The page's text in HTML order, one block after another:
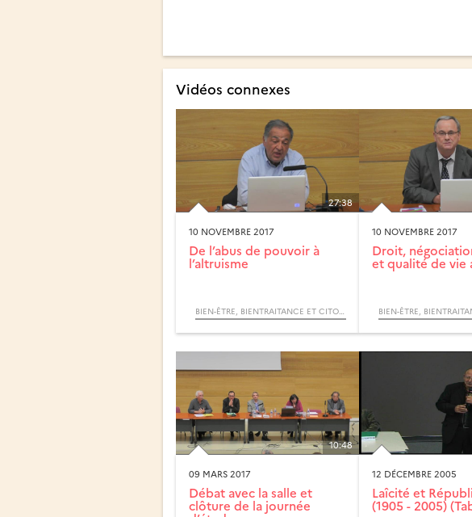
Vidéos connexes
27:38
10 NOVEMBRE 2017
De l’abus de pouvoir à
l’altruisme
BIEN-ÊTRE, BIENTRAITANCE ET CITOYENNETÉ AU TRAVAIL
10 NOVEMBRE 2017
Droit,
et qualité de vie
10:48
09 MARS 2017
Débat avec la salle et
clôture de la journée
12 DÉCEMBRE 2005
Laîcité et
(1905 - 2005)